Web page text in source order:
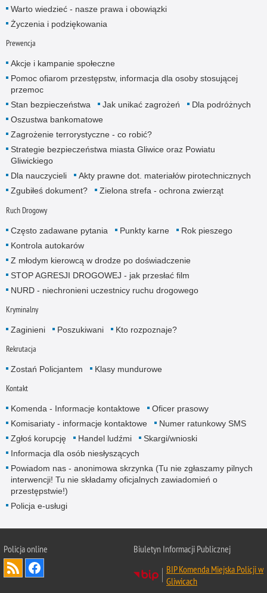
Warto wiedzieć - nasze prawa i obowiązki
Życzenia i podziękowania
Prewencja
Akcje i kampanie społeczne
Pomoc ofiarom przestępstw, informacja dla osoby stosującej
przemoc
Stan bezpieczeństwa
Jak unikać zagrożeń
Dla podróżnych
Oszustwa bankomatowe
Zagrożenie terrorystyczne - co robić?
Strategie bezpieczeństwa miasta Gliwice oraz Powiatu
Gliwickiego
Dla nauczycieli
Akty prawne dot. materiałów pirotechnicznych
Zgubiłeś dokument?
Zielona strefa - ochrona zwierząt
Ruch Drogowy
Często zadawane pytania Punkty karne
Rok pieszego
Kontrola autokarów
Z młodym kierowcą w drodze po doświadczenie
STOP AGRESJI DROGOWEJ - jak przesłać film
NURD - niechronieni uczestnicy ruchu drogowego
Kryminalny
Zaginieni Poszukiwani Kto rozpoznaje?
Rekrutacja
Zostań Policjantem Klasy mundurowe
Kontakt
Komenda - Informacje kontaktowe
Oficer prasowy
Komisariaty - informacje kontaktowe
Numer ratunkowy SMS
Zgłoś korupcję
Handel ludźmi
Skargi/wnioski
Informacja dla osób niesłyszących
Powiadom nas - anonimowa skrzynka (Tu nie zgłaszamy pilnych
interwencji! Tu nie składamy oficjalnych zawiadomień o
przestępstwie!)
Policja e-usługi
Policja online
Biuletyn Informacji Publicznej
BIP Komenda Miejska Policji w
Gliwicach